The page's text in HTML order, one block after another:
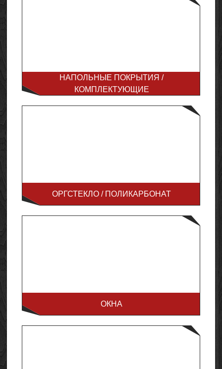
НАПОЛЬНЫЕ ПОКРЫТИЯ /
КОМПЛЕКТУЮЩИЕ
ОРГСТЕКЛО / ПОЛИКАРБОНАТ
ОКНА